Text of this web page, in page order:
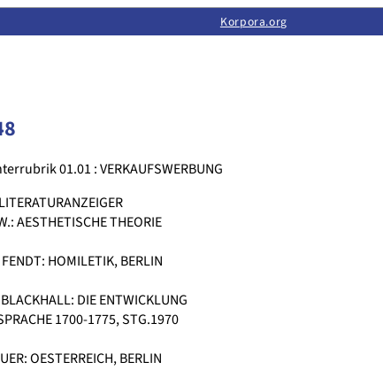
Feedback·Korpora.org
01.01 : VERKAUFSWERBUNG
AESTHETISCHE THEORIE
HOMILETIK, BERLIN
DIE ENTWICKLUNG
1700-1775, STG.1970
OESTERREICH, BERLIN
Korpora.org